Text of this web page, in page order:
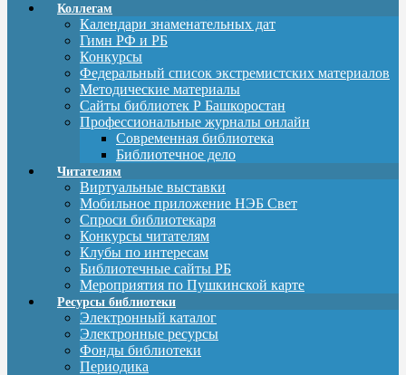
Коллегам
Календари знаменательных дат
Гимн РФ и РБ
Конкурсы
Федеральный список экстремистских материалов
Методические материалы
Сайты библиотек Р Башкоростан
Профессиональные журналы онлайн
Современная библиотека
Библиотечное дело
Читателям
Виртуальные выставки
Мобильное приложение НЭБ Свет
Спроси библиотекаря
Конкурсы читателям
Клубы по интересам
Библиотечные сайты РБ
Мероприятия по Пушкинской карте
Ресурсы библиотеки
Электронный каталог
Электронные ресурсы
Фонды библиотеки
Периодика